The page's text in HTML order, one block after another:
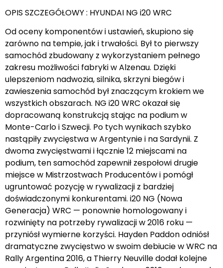
OPIS SZCZEGÓŁOWY : HYUNDAI NG i20 WRC
Od oceny komponentów i ustawień, skupiono się
zarówno na tempie, jak i trwałości. Był to pierwszy
samochód zbudowany z wykorzystaniem pełnego
zakresu możliwości fabryki w Alzenau. Dzięki
ulepszeniom nadwozia, silnika, skrzyni biegów i
zawieszenia samochód był znaczącym krokiem we
wszystkich obszarach. NG i20 WRC okazał się
dopracowaną konstrukcją stając na podium w
Monte-Carlo i Szwecji. Po tych wynikach szybko
nastąpiły zwycięstwa w Argentynie i na Sardynii. Z
dwoma zwycięstwami i łącznie 12 miejscami na
podium, ten samochód zapewnił zespołowi drugie
miejsce w Mistrzostwach Producentów i pomógł
ugruntować pozycję w rywalizacji z bardziej
doświadczonymi konkurentami. i20 NG (Nowa
Generacja) WRC — ponownie homologowany i
rozwinięty na potrzeby rywalizacji w 2016 roku —
przyniósł wymierne korzyści. Hayden Paddon odniósł
dramatyczne zwycięstwo w swoim debiucie w WRC na
Rally Argentina 2016, a Thierry Neuville dodał kolejne